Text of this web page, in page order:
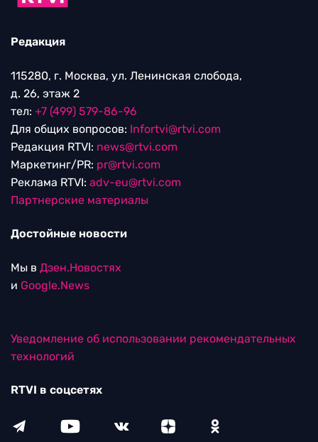
Редакция
115280, г. Москва, ул. Ленинская слобода,
д. 26, этаж 2
тел: +7 (499) 579-86-96
Для общих вопросов: Infortvi@rtvi.com
Редакция RTVI: news@rtvi.com
Маркетинг/PR: pr@rtvi.com
Реклама RTVI: adv-eu@rtvi.com
Партнерские материалы
Достойные новости
Мы в Дзен.Новостях
и Google.News
Уведомление об использовании рекомендательных
технологий
RTVI в соцсетях